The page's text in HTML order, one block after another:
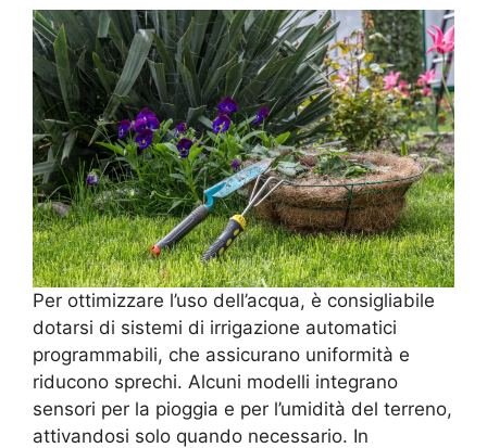
Per ottimizzare l’uso dell’acqua, è consigliabile
dotarsi di sistemi di irrigazione automatici
programmabili, che assicurano uniformità e
riducono sprechi. Alcuni modelli integrano
sensori per la pioggia e per l’umidità del terreno,
attivandosi solo quando necessario. In